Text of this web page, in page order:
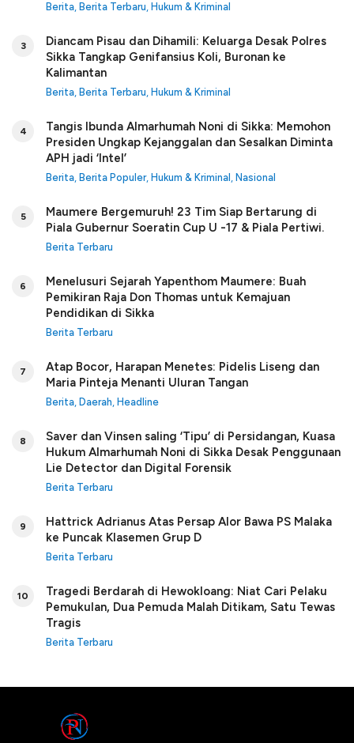
Berita, Berita Terbaru, Hukum & Kriminal
3
Diancam Pisau dan Dihamili: Keluarga Desak Polres
Sikka Tangkap Genifansius Koli, Buronan ke
Kalimantan
Berita, Berita Terbaru, Hukum & Kriminal
4
Tangis Ibunda Almarhumah Noni di Sikka: Memohon
Presiden Ungkap Kejanggalan dan Sesalkan Diminta
APH jadi ‘Intel’
Berita, Berita Populer, Hukum & Kriminal , Nasional
5
Maumere Bergemuruh! 23 Tim Siap Bertarung di
Piala Gubernur Soeratin Cup U -17 & Piala Pertiwi.
Berita Terbaru
6
Menelusuri Sejarah Yapenthom Maumere: Buah
Pemikiran Raja Don Thomas untuk Kemajuan
Pendidikan di Sikka
Berita Terbaru
7
Atap Bocor, Harapan Menetes: Pidelis Liseng dan
Maria Pinteja Menanti Uluran Tangan
Berita, Daerah, Headline
8
Saver dan Vinsen saling ‘Tipu’ di Persidangan, Kuasa
Hukum Almarhumah Noni di Sikka Desak Penggunaan
Lie Detector dan Digital Forensik
Berita Terbaru
9
Hattrick Adrianus Atas Persap Alor Bawa PS Malaka
ke Puncak Klasemen Grup D
Berita Terbaru
10
Tragedi Berdarah di Hewokloang: Niat Cari Pelaku
Pemukulan, Dua Pemuda Malah Ditikam, Satu Tewas
Tragis
Berita Terbaru